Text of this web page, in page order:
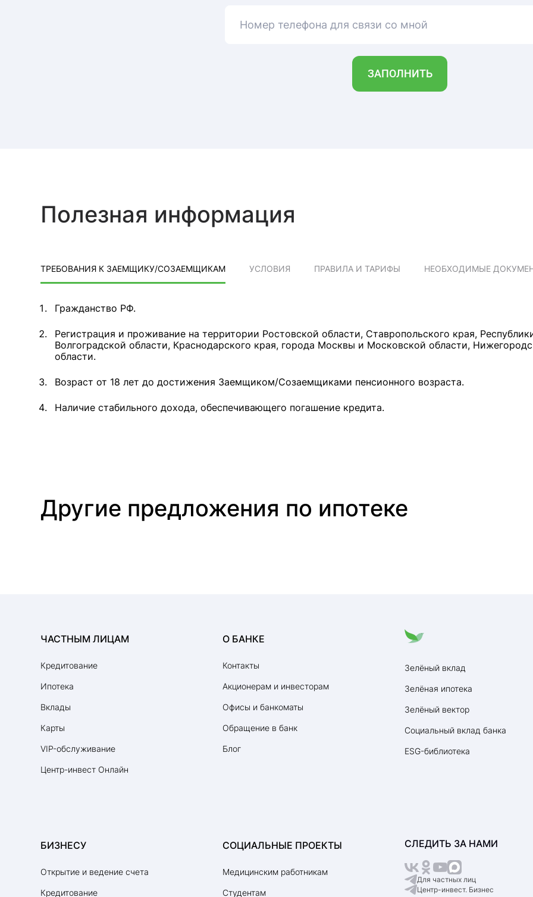
Номер телефона для связи со мной
ЗАПОЛНИТЬ
Полезная информация
ТРЕБОВАНИЯ К ЗАЕМЩИКУ/СОЗАЕМЩИКАМ УСЛОВИЯ ПРАВИЛА И ТАРИФЫ НЕОБХОДИМЫЕ
Гражданство РФ.
Регистрация и проживание на территории Ростовской области, Ставропольского края,
Волгоградской области, Краснодарского края, города Москвы и Московской области,
области.
Возраст от 18 лет до достижения Заемщиком/Созаемщиками пенсионного возраста.
Наличие стабильного дохода, обеспечивающего погашение кредита.
Другие предложения по ипотеке
Ипотека на строительство
Коммерческая ипотека
Зелёная ипотека
Ипотека для
Сельская ипотека
Комбинированная ипотека
Ипотека для ИП
Ипотека для отличников
Ипотека для самозанятых
ЧАСТНЫМ ЛИЦАМ
Кредитование
Ипотека
Вклады
Карты
VIP-обслуживание
Центр-инвест Онлайн
БИЗНЕСУ
Открытие и ведение счета
Кредитование
О БАНКЕ
Контакты
Акционерам и инвесторам
Офисы и банкоматы
Обращение в банк
Блог
СОЦИАЛЬНЫЕ ПРОЕКТЫ
Медицинским работникам
Студентам
Зелёный вклад
Зелёная ипотека
Зелёный вектор
Социальный вклад банка
ESG-библиотека
СЛЕДИТЬ ЗА НАМИ
Для частных лиц
Центр-инвест. Бизнес